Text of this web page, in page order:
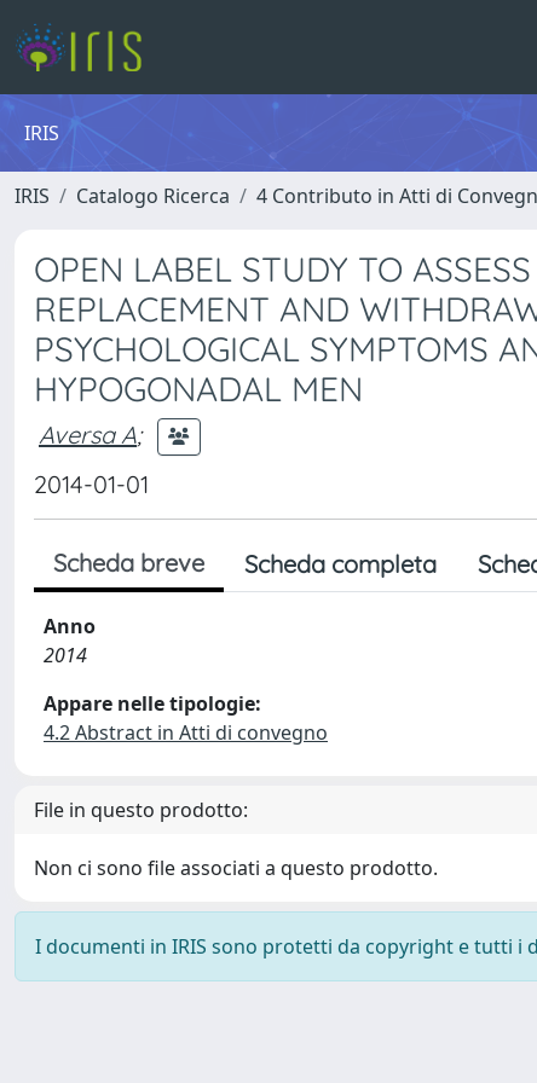
IRIS
IRIS Catalogo Ricerca 4 Contributo in Atti di
OPEN LABEL STUDY TO
REPLACEMENT AND
PSYCHOLOGICAL SYMPTOMS
HYPOGONADAL MEN
Aversa A;
2014-01-01
Scheda breve Scheda completa
Anno
2014
Appare nelle tipologie:
4.2 Abstract in Atti di convegno
File in questo prodotto:
Non ci sono file associati a questo prodotto.
I documenti in IRIS sono protetti da copyright e tutti i